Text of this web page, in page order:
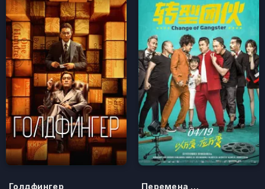
Голдфингер Перемена в гангстере